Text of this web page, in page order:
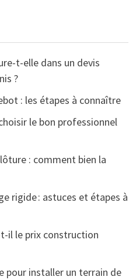
t-elle dans un devis
?
: les étapes à connaître
le bon professionnel
: comment bien la
rigide : astuces et étapes à
il le prix construction
pour installer un terrain de